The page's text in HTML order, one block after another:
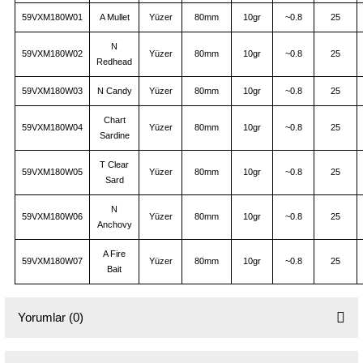
59VXM180W01 A Mullet Yüzer 80mm 10gr ~0.8 25
59VXM180W02
N
Redhead
Yüzer 80mm 10gr ~0.8 25
59VXM180W03 N Candy Yüzer 80mm 10gr ~0.8 25
59VXM180W04
Chart
Sardine
Yüzer 80mm 10gr ~0.8 25
59VXM180W05
T Clear
Sard
Yüzer 80mm 10gr ~0.8 25
59VXM180W06
N
Anchovy
Yüzer 80mm 10gr ~0.8 25
59VXM180W07
A Fire
Bait
Yüzer 80mm 10gr ~0.8 25
Yorumlar (0)